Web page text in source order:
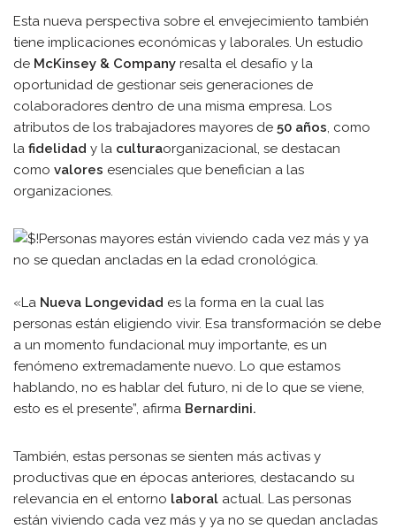
Esta nueva perspectiva sobre el envejecimiento también
tiene implicaciones económicas y laborales. Un estudio
de McKinsey & Company resalta el desafío y la
oportunidad de gestionar seis generaciones de
colaboradores dentro de una misma empresa. Los
atributos de los trabajadores mayores de 50 años, como
la fidelidad y la culturaorganizacional, se destacan
como valores esenciales que benefician a las
organizaciones.
«La Nueva Longevidad es la forma en la cual las
personas están eligiendo vivir. Esa transformación se debe
a un momento fundacional muy importante, es un
fenómeno extremadamente nuevo. Lo que estamos
hablando, no es hablar del futuro, ni de lo que se viene,
esto es el presente”, afirma Bernardini.
También, estas personas se sienten más activas y
productivas que en épocas anteriores, destacando su
relevancia en el entorno laboral actual. Las personas
están viviendo cada vez más y ya no se quedan ancladas